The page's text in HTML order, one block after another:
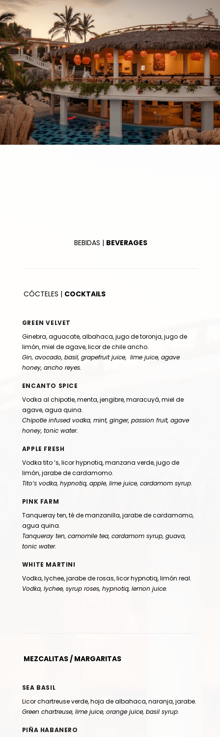
BEBIDAS | BEVERAGES
CÓCTELES | COCKTAILS
GREEN VELVET
Ginebra, aguacate, albahaca, jugo de toronja, jugo de
limón, miel de agave, licor de chile ancho.
Gin, avocado, basil, grapefruit juice, lime juice, agave
honey, ancho reyes.
ENCANTO SPICE
Vodka al chipotle, menta, jengibre, maracuyá, miel de
agave, agua quina.
Chipotle infused vodka, mint, ginger, passion fruit, agave
honey, tonic water.
APPLE FRESH
Vodka tito ‘s, licor hypnotiq, manzana verde, jugo de
limón, jarabe de cardamomo.
Tito’s vodka, hypnotiq, apple, lime juice, cardamom syrup.
PINK FARM
Tanqueray ten, té de manzanilla, jarabe de cardamomo,
agua quina.
Tanqueray ten, camomile tea, cardamom syrup, guava,
tonic water.
WHITE MARTINI
Vodka, lychee, jarabe de rosas, licor hypnotiq, limón real.
Vodka, lychee, syrup roses, hypnotiq, lemon juice.
MEZCALITAS / MARGARITAS
SEA BASIL
Licor chartreuse verde, hoja de albahaca, naranja, jarabe.
Green chartreuse, lime juice, orange juice, basil syrup.
PIÑA HABANERO